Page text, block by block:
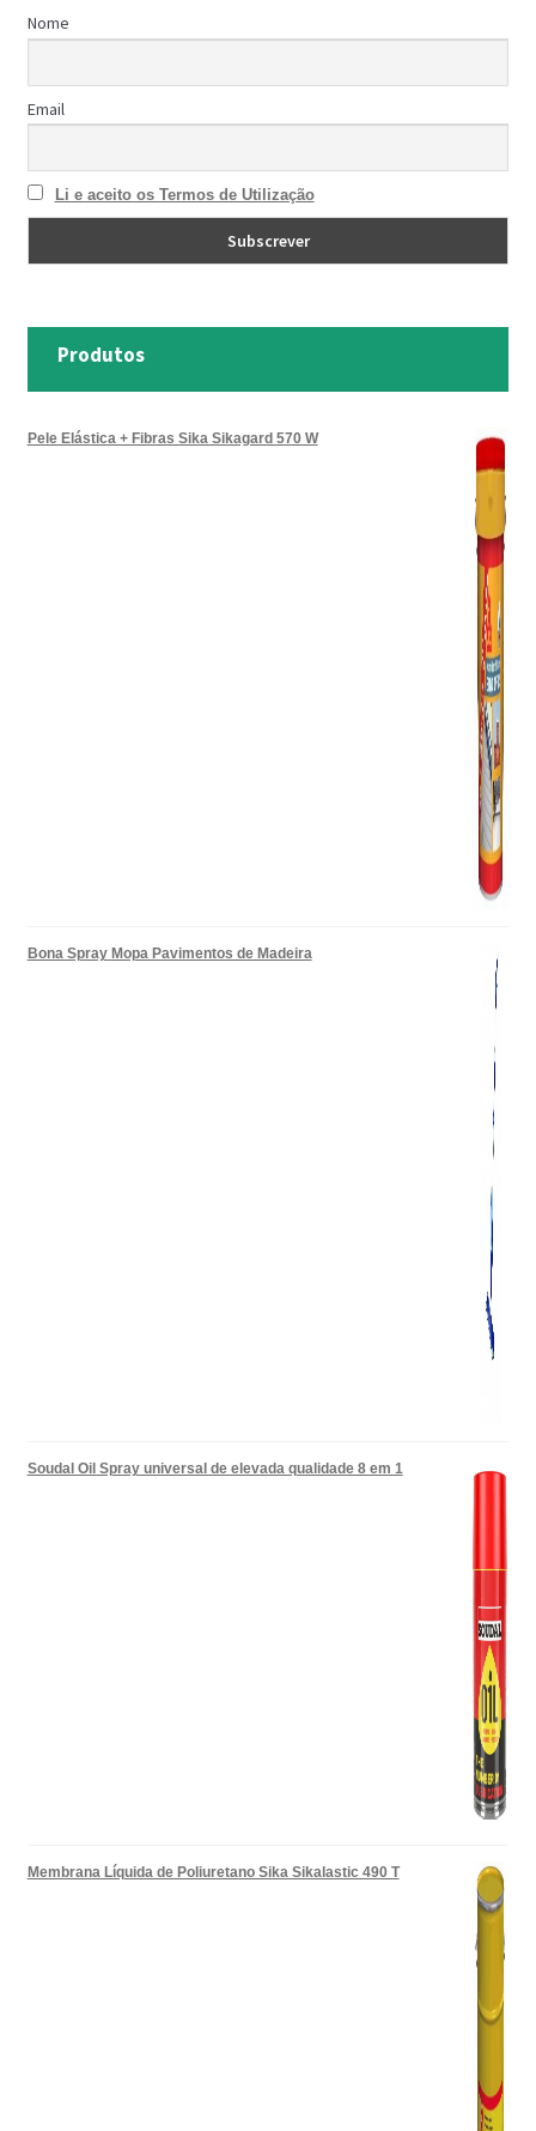
Nome
Email
Li e aceito os Termos de Utilização
Produtos
Pele Elástica + Fibras Sika Sikagard 570 W
Bona Spray Mopa Pavimentos de Madeira
Soudal Oil Spray universal de elevada qualidade 8 em 1
Membrana Líquida de Poliuretano Sika Sikalastic 490 T